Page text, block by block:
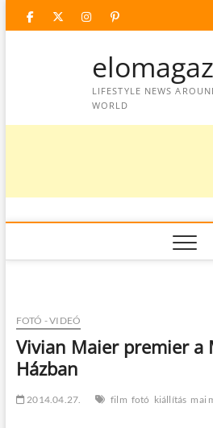
facebooktwitter
instagram
googleplus
pinterest
LIFESTYLE NEWS
WORLD
FOTÓ - VIDEÓ
Vivian Maier premier a
Házban
2014.04.27. film fotó kiállítás mai